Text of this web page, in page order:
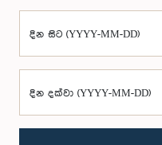
දින සිට (YYYY-MM-DD)
දින දක්වා (YYYY-MM-DD)